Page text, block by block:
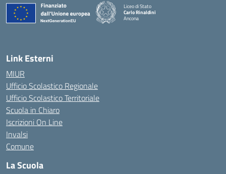
Liceo di Stato
Carlo Rinaldini
Ancona
Link Esterni
MIUR
Ufficio Scolastico Regionale
Ufficio Scolastico Territoriale
Scuola in Chiaro
Iscrizioni On Line
Invalsi
Comune
La Scuola